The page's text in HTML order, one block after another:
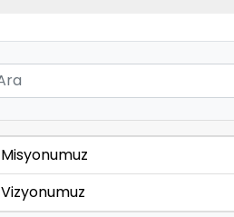
Misyonumuz
Vizyonumuz